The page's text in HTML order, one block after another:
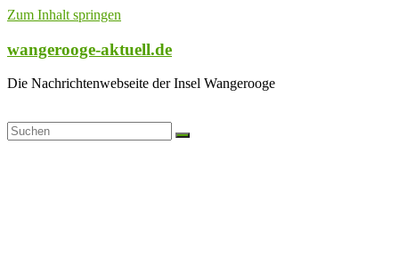
Zum Inhalt springen
wangerooge-aktuell.de
Die Nachrichtenwebseite der Insel Wangerooge